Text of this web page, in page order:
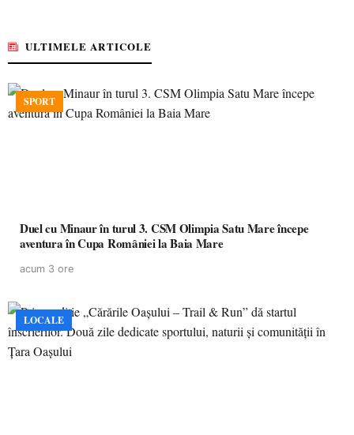
ULTIMELE ARTICOLE
SPORT
Duel cu Minaur în turul 3. CSM Olimpia Satu Mare începe
aventura în Cupa României la Baia Mare
acum 3 ore
LOCALE